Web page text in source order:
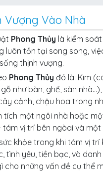
Vượng Vào Nhà
Phong Thủy là kiểm
luôn tồn tại song song,
thịnh vượng.
Phong Thủy đó là: Kim
như bàn, ghế, sàn
cảnh, chậu hoa trong
tích một ngôi nhà hoặc
tám vị trí bên ngòai và
khỏe trong khi tám vị
tình yêu, tiền bạc, và
cho những vấn đề cụ thể